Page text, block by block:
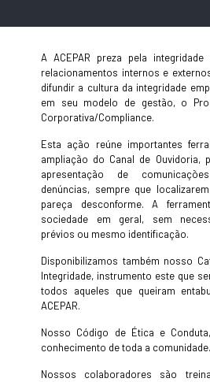
A ACEPAR preza pela
relacionamentos internos e
difundir a cultura da integridade
em seu modelo de gestão, o
Corporativa/Compliance.
Esta ação reúne importantes
ampliação do Canal de Ouvidoria,
apresentação de
denúncias, sempre que
pareça desconforme. A
sociedade em geral, sem
prévios ou mesmo identificação.
Disponibilizamos também nosso
Integridade, instrumento este que
todos aqueles que queiram
ACEPAR.
Nosso Código de Ética e
conhecimento de toda a comunidade.
Nossos colaboradores são